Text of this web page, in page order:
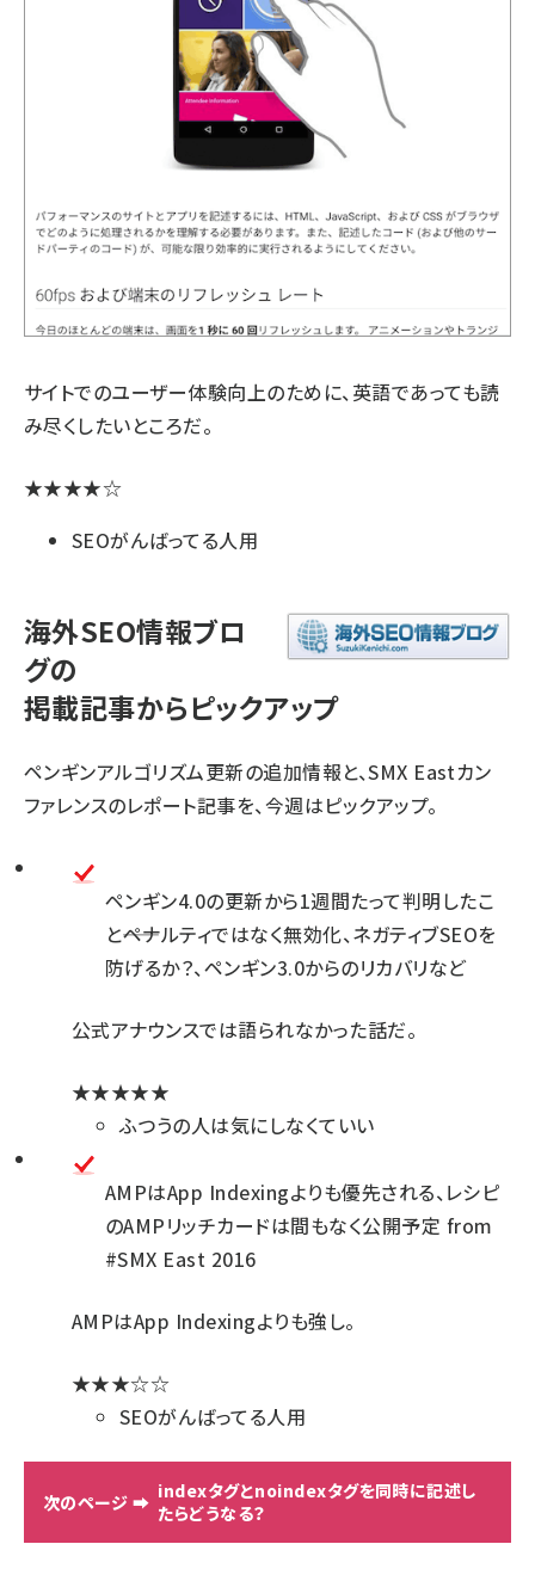
サイトでのユーザー体験向上のために、英語であっても読
み尽くしたいところだ。
★★★★☆
SEOがんばってる人用
海外SEO情報ブロ
グの
掲載記事からピックアップ
ペンギンアルゴリズム更新の追加情報と、SMX Eastカン
ファレンスのレポート記事を、今週はピックアップ。
ペンギン4.0の更新から1週間たって判明したこ
と――ペナルティではなく無効化、ネガティブSEOを
防げるか？、ペンギン3.0からのリカバリなど
公式アナウンスでは語られなかった話だ。
★★★★★
ふつうの人は気にしなくていい
AMPはApp Indexingよりも優先される、レシピ
のAMPリッチカードは間もなく公開予定 from
#SMX East 2016
AMPはApp Indexingよりも強し。
★★★☆☆
SEOがんばってる人用
indexタグとnoindexタグを同時に記述し
たらどうなる？